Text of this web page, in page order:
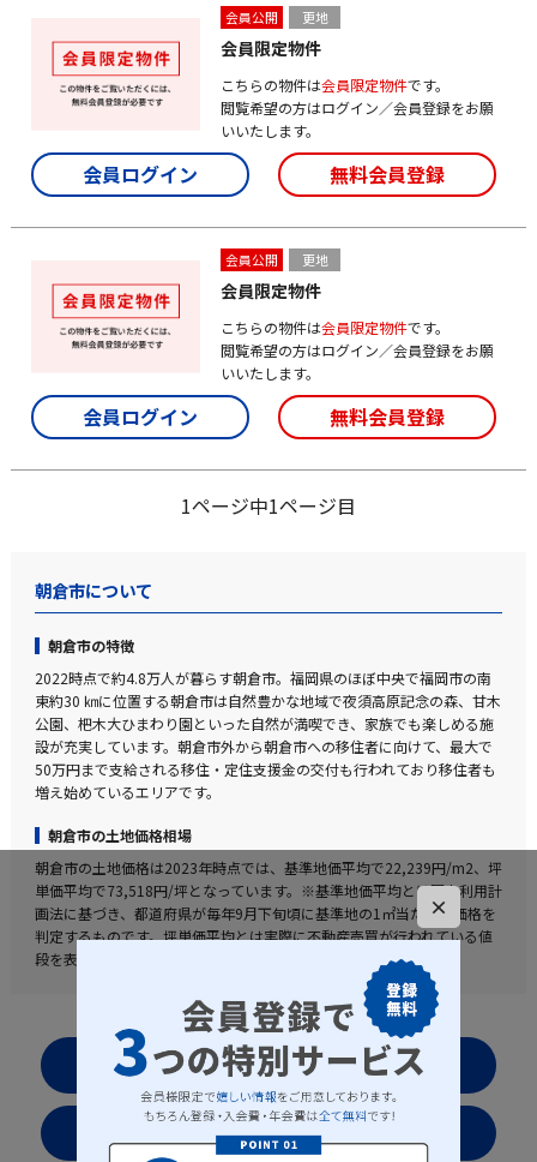
会員公開 更地
会員限定物件
こちらの物件は会員限定物件です。
閲覧希望の方はログイン／会員登録をお願
いいたします。
会員ログイン 無料会員登録
会員公開 更地
会員限定物件
こちらの物件は会員限定物件です。
閲覧希望の方はログイン／会員登録をお願
いいたします。
会員ログイン 無料会員登録
1ページ中1ページ目
朝倉市について
朝倉市の特徴
2022時点で約4.8万人が暮らす朝倉市。福岡県のほぼ中央で福岡市の南
東約30 ㎞に位置する朝倉市は自然豊かな地域で夜須高原記念の森、甘木
公園、杷木大ひまわり園といった自然が満喫でき、家族でも楽しめる施
設が充実しています。朝倉市外から朝倉市への移住者に向けて、最大で
50万円まで支給される移住・定住支援金の交付も行われており移住者も
増え始めているエリアです。
朝倉市の土地価格相場
朝倉市の土地価格は2023年時点では、基準地価平均で22,239円/m2、坪
単価平均で73,518円/坪となっています。※基準地価平均とは国土利用計
画法に基づき、都道府県が毎年9月下旬頃に基準地の1㎡当たりの価格を
判定するものです。坪単価平均とは実際に不動産売買が行われている値
段を表した実勢値となります。
お気に入りリストを見る
×